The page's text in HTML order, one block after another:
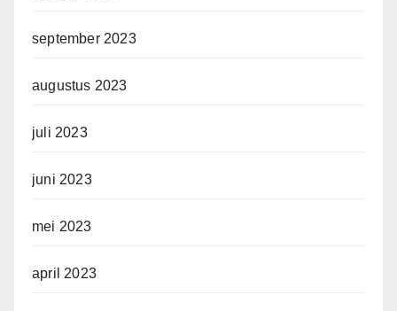
september 2023
augustus 2023
juli 2023
juni 2023
mei 2023
april 2023